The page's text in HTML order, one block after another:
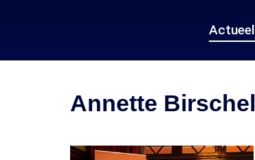
Actueel
Annette Birschel